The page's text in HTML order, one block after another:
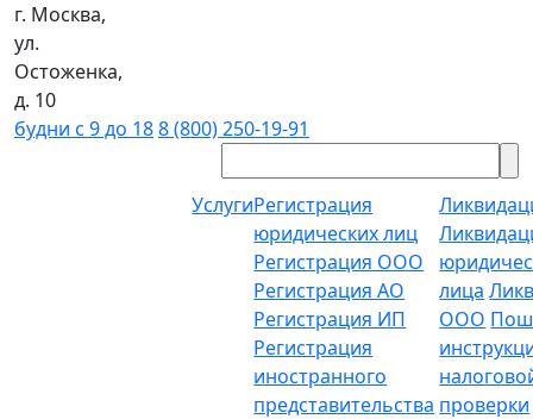
г. Москва,
ул.
Остоженка,
д. 10
будни с 9 до 188 (800) 250-19-91
УслугиРегистрация
юридических лиц
Регистрация ООО
Регистрация АО
Регистрация ИП
Регистрация
иностранного
представительства
лица
ООО
проверки